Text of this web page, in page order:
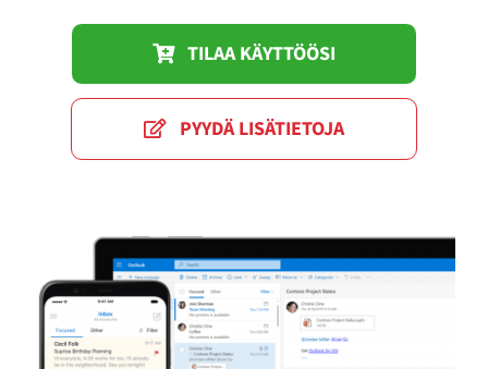
TILAA KÄYTTÖÖSI
PYYDÄ LISÄTIETOJA